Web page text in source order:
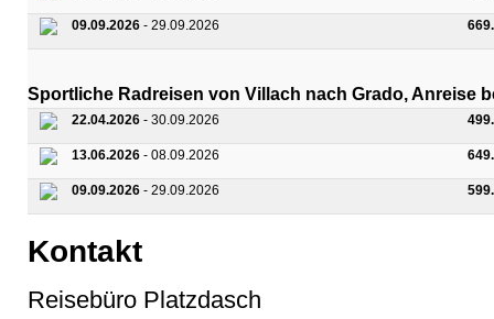
09.09.2026 - 29.09.2026
Sportliche Radreisen von Villach nach Grado, Anreise
22.04.2026 - 30.09.2026
13.06.2026 - 08.09.2026
09.09.2026 - 29.09.2026
Kontakt
Reisebüro Platzdasch